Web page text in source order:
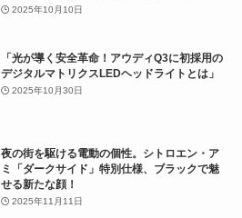
2025年10月10日
「光が導く安全革命！アウディQ3に初採用の
デジタルマトリクスLEDヘッドライトとは」
2025年10月30日
夜の街を駆ける電動の個性。シトロエン・ア
ミ「ダークサイド」特別仕様、ブラックで魅
せる新たな顔！
2025年11月11日